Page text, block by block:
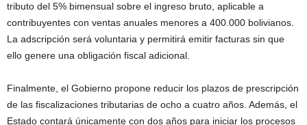
tributo del 5% bimensual sobre el ingreso bruto, aplicable a
contribuyentes con ventas anuales menores a 400.000 bolivianos.
La adscripción será voluntaria y permitirá emitir facturas sin que
ello genere una obligación fiscal adicional.
Finalmente, el Gobierno propone reducir los plazos de prescripción
de las fiscalizaciones tributarias de ocho a cuatro años. Además, el
Estado contará únicamente con dos años para iniciar los procesos